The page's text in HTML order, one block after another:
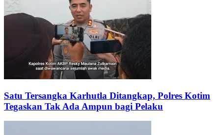
Satu Tersangka Karhutla Ditangkap, Polres Kotim
Tegaskan Tak Ada Ampun bagi Pelaku